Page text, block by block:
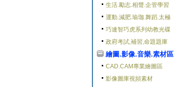
生活.勵志.相聲.企管學習
運動.減肥.瑜珈.舞蹈.太極
巧連智巧虎系列幼教光碟
政府考試,補習,命題題庫
繪圖.影像.音樂.素材區
CAD.CAM專業繪圖區
影像圖庫視頻素材